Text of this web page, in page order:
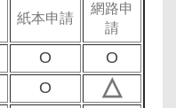
紙本申請
網路申
請
O
O
O △